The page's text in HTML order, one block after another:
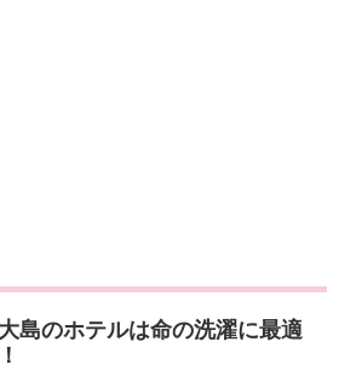
島のホテルは命の洗濯に最適